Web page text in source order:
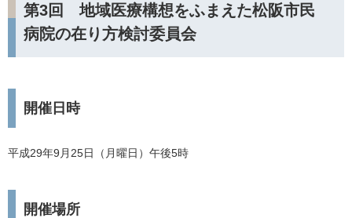
第3回 地域医療構想をふまえた松阪市民
病院の在り方検討委員会
開催日時
平成29年9月25日（月曜日）午後5時
開催場所